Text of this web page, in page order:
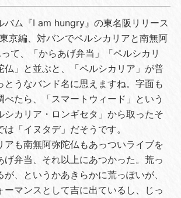
ム『I am hungry』の東名阪リリース
京編、対バンでペルシカリアと南無阿
て、「からあげ弁当」「ペルシカリ
仏」と並ぶと、「ペルシカリア」が普
とうなバンド名に思えますね。字面も
べたら、「スマートウィード」という
シカリア・ロンギセタ」から取ったそ
「イヌタデ」だそうです。
も南無阿弥陀仏もあっついライブを
げ弁当、それ以上にあつかった。荒っ
、というかあきらかに荒っぽいが、
ーマンスとして吉に出ているし、じっ